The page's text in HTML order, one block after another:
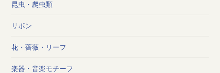
昆虫・爬虫類
リボン
花・薔薇・リーフ
楽器・音楽モチーフ